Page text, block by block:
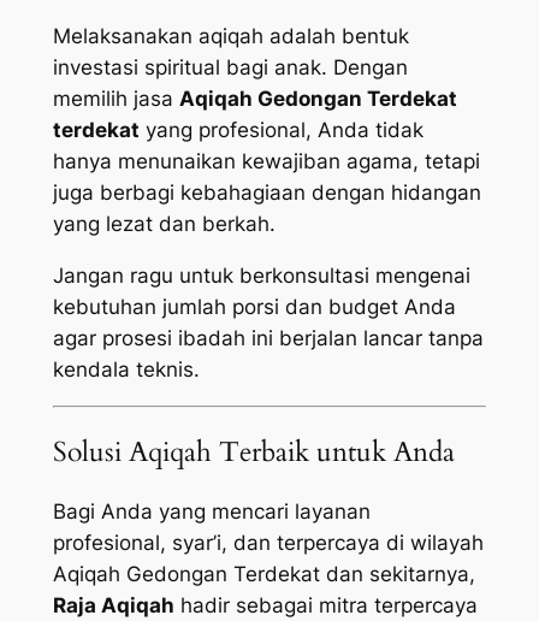
Melaksanakan aqiqah adalah bentuk
investasi spiritual bagi anak. Dengan
memilih jasa Aqiqah Gedongan Terdekat
terdekat yang profesional, Anda tidak
hanya menunaikan kewajiban agama, tetapi
juga berbagi kebahagiaan dengan hidangan
yang lezat dan berkah.
Jangan ragu untuk berkonsultasi mengenai
kebutuhan jumlah porsi dan budget Anda
agar prosesi ibadah ini berjalan lancar tanpa
kendala teknis.
Solusi Aqiqah Terbaik untuk Anda
Bagi Anda yang mencari layanan
profesional, syar’i, dan terpercaya di wilayah
Aqiqah Gedongan Terdekat dan sekitarnya,
Raja Aqiqah hadir sebagai mitra terpercaya